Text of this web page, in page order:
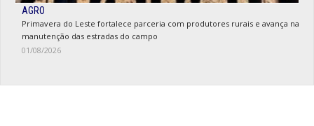
AGRO
Primavera do Leste fortalece parceria com produtores rurais e avança na
manutenção das estradas do campo
01/08/2026